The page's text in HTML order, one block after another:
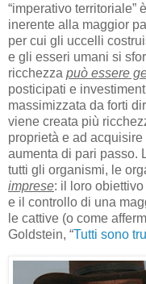
“imperativo territoriale”
inerente alla maggior
per cui gli uccelli
e gli esseri umani si
ricchezza può essere
posticipati e
massimizzata da forti
viene creata più
proprietà e ad
aumenta di pari passo.
tutti gli organismi, le
imprese: il loro
e il controllo di una
le cattive (o come
Goldstein, “Tutti sono